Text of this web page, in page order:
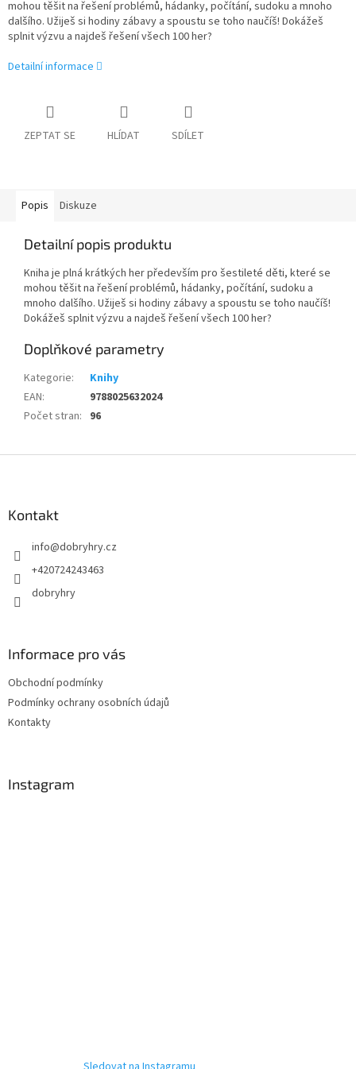
mohou těšit na řešení problémů, hádanky, počítání, sudoku a mnoho
dalšího. Užiješ si hodiny zábavy a spoustu se toho naučíš! Dokážeš
splnit výzvu a najdeš řešení všech 100 her?
Detailní informace
ZEPTAT SE HLÍDAT SDÍLET
Popis Diskuze
Detailní popis produktu
Kniha je plná krátkých her především pro šestileté děti, které se
mohou těšit na řešení problémů, hádanky, počítání, sudoku a
mnoho dalšího. Užiješ si hodiny zábavy a spoustu se toho naučíš!
Dokážeš splnit výzvu a najdeš řešení všech 100 her?
Doplňkové parametry
Kategorie:
Knihy
EAN:
9788025632024
Počet stran: 96
Kontakt
info@dobryhry.cz
+420724243463
dobryhry
Informace pro vás
Obchodní podmínky
Podmínky ochrany osobních údajů
Kontakty
Instagram